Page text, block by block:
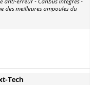
des meilleures ampoules du
Tech